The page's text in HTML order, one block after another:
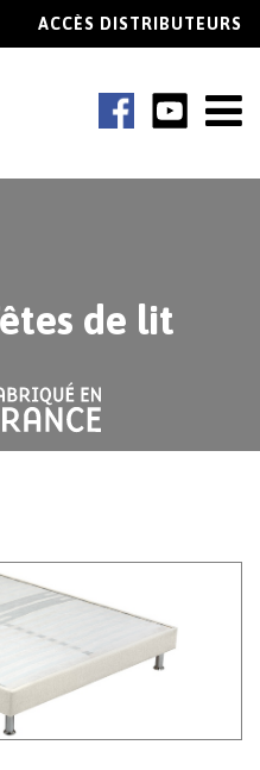
ACCÈS DISTRIBUTEURS
de lit